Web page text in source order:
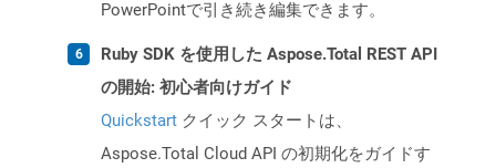
PowerPointで引き続き編集できます。
Ruby SDK を使用した Aspose.Total REST API
の開始: 初心者向けガイド
Quickstart クイック スタートは、
Aspose.Total Cloud API の初期化をガイドす